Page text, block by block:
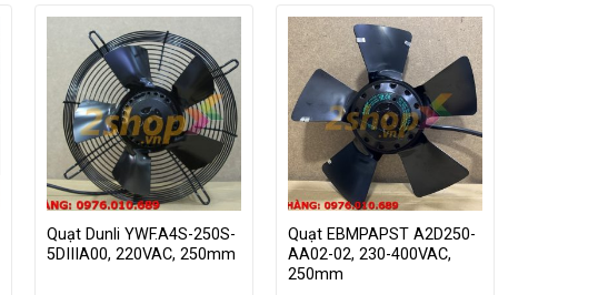
Quạt Dunli YWF.A4S-250S-
5DIIIA00, 220VAC, 250mm
Quạt EBMPAPST A2D250-
AA02-02, 230-400VAC,
250mm